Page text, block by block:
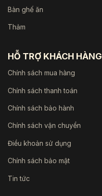
Bàn ghế ăn
Thảm
HỖ TRỢ KHÁCH HÀNG
Chính sách mua hàng
Chính sách thanh toán
Chính sách bảo hành
Chính sách vận chuyển
Điều khoản sử dụng
Chính sách bảo mật
Tin tức